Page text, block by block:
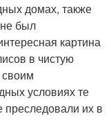
домах, также
был
картина
в чистую
своим
условиях те
преследовали их в